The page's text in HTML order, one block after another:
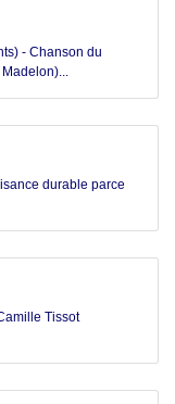
- Chanson du
durable parce
Tissot